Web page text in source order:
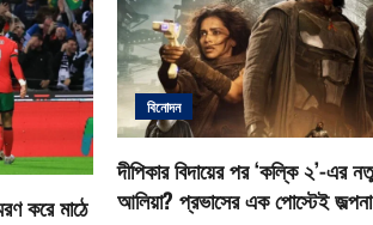
করে মাঠে
বিনোদন
দীপিকার বিদায়ের পর ‘কল্কি ২’-এর
আলিয়া? প্রভাসের এক পোস্টেই জল্পনা